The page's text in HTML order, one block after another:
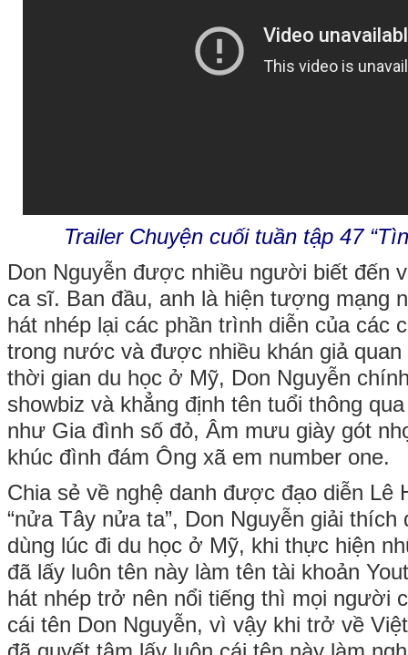
Trailer Chuyện cuối tuần tập 47
Don Nguyễn được nhiều người biết đến
ca sĩ. Ban đầu, anh là hiện tượng mạng
hát nhép lại các phần trình diễn của các
trong nước và được nhiều khán giả
thời gian du học ở Mỹ, Don Nguyễn
showbiz và khẳng định tên tuổi thông
như Gia đình số đỏ, Âm mưu giày gót
khúc đình đám Ông xã em number one.
Chia sẻ về nghệ danh được đạo diễn Lê
“nửa Tây nửa ta”, Don Nguyễn giải thích
dùng lúc đi du học ở Mỹ, khi thực hiện
đã lấy luôn tên này làm tên tài khoản
hát nhép trở nên nổi tiếng thì mọi người
cái tên Don Nguyễn, vì vậy khi trở về